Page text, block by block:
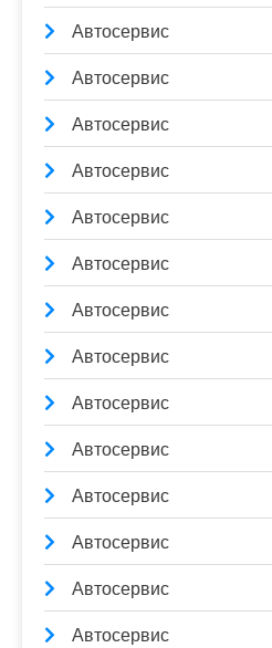
Автосервис
Автосервис
Автосервис
Автосервис
Автосервис
Автосервис
Автосервис
Автосервис
Автосервис
Автосервис
Автосервис
Автосервис
Автосервис
Автосервис